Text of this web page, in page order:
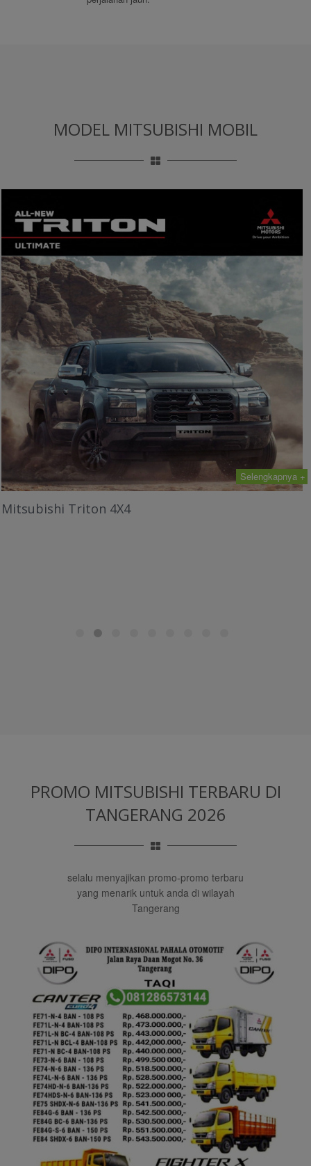
MODEL MITSUBISHI MOBIL
Selengkapnya +
Mitsubishi Triton 4X4
PROMO MITSUBISHI TERBARU DI
TANGERANG 2026
selalu menyajikan promo-promo terbaru
yang menarik untuk anda di wilayah
Tangerang